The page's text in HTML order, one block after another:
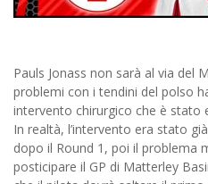
Pauls Jonass non sarà al via del
problemi con i tendini del polso
intervento chirurgico che è stato
In realtà, l’intervento era stato
dopo il Round 1, poi il problema
posticipare il GP di Matterley